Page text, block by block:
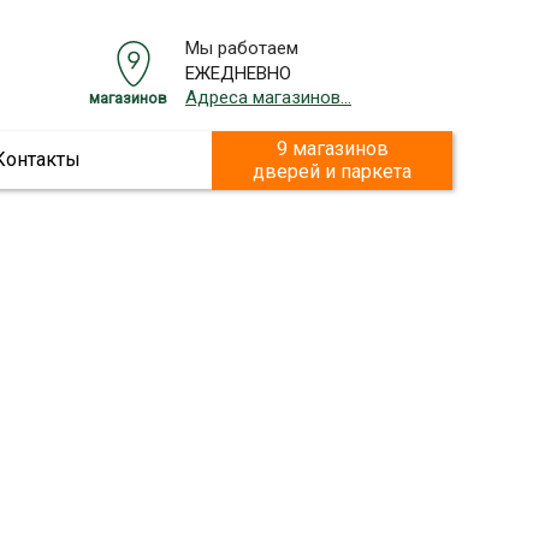
Мы работаем
ЕЖЕДНЕВНО
Адреса магазинов...
магазинов
9 магазинов
дверей и паркета